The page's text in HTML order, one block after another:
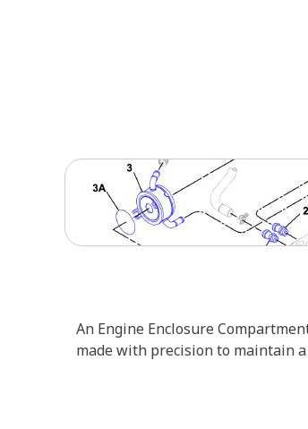
An Engine Enclosure
made with precision to maintain